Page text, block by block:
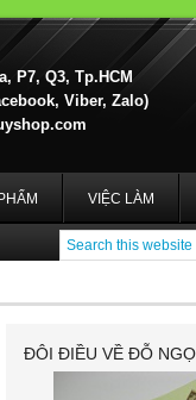
P7, Q3, Tp.HCM
Viber, Zalo)
VIỆC LÀM
ĐÔI ĐIỀU VỀ ĐỖ